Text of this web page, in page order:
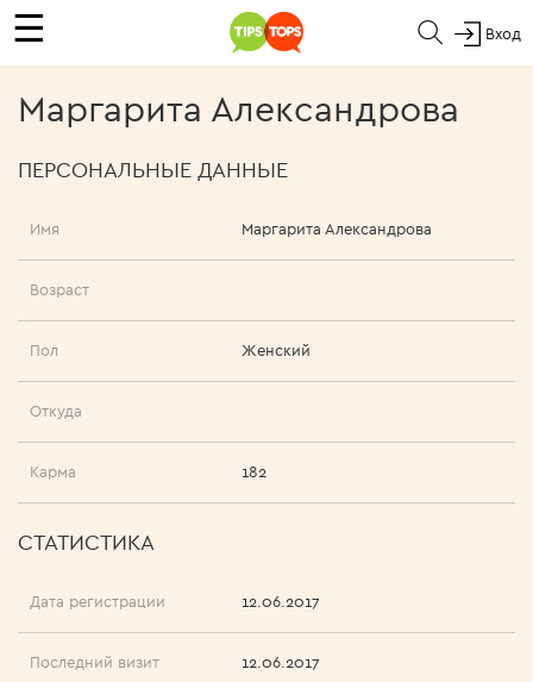
☰ Вход
Маргарита Александрова
ПЕРСОНАЛЬНЫЕ ДАННЫЕ
Имя Маргарита Александрова
Возраст
Пол Женский
Откуда
Карма 182
СТАТИСТИКА
Дата регистрации 12.06.2017
Последний визит 12.06.2017